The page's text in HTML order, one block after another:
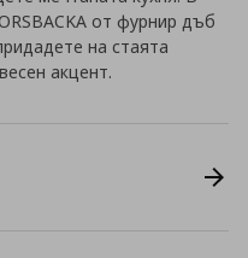
от фурнир дъб
на стаята
акцент.